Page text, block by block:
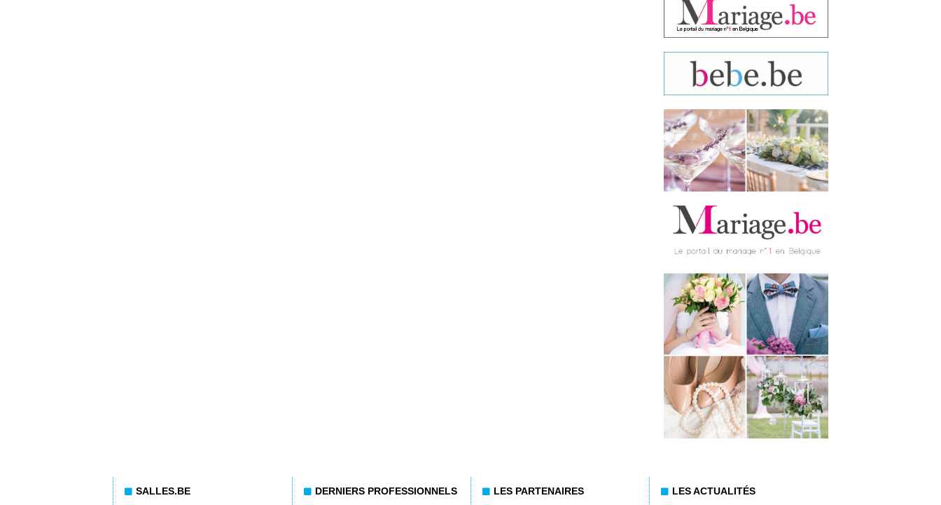
SALLES.BE DERNIERS PROFESSIONNELS LES PARTENAIRES LES ACTUALITÉS